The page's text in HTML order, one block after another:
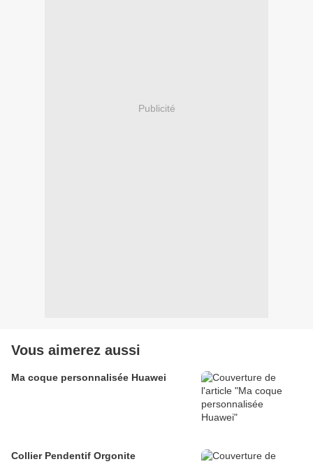
Publicité
Vous aimerez aussi
Ma coque personnalisée Huawei
Collier Pendentif Orgonite